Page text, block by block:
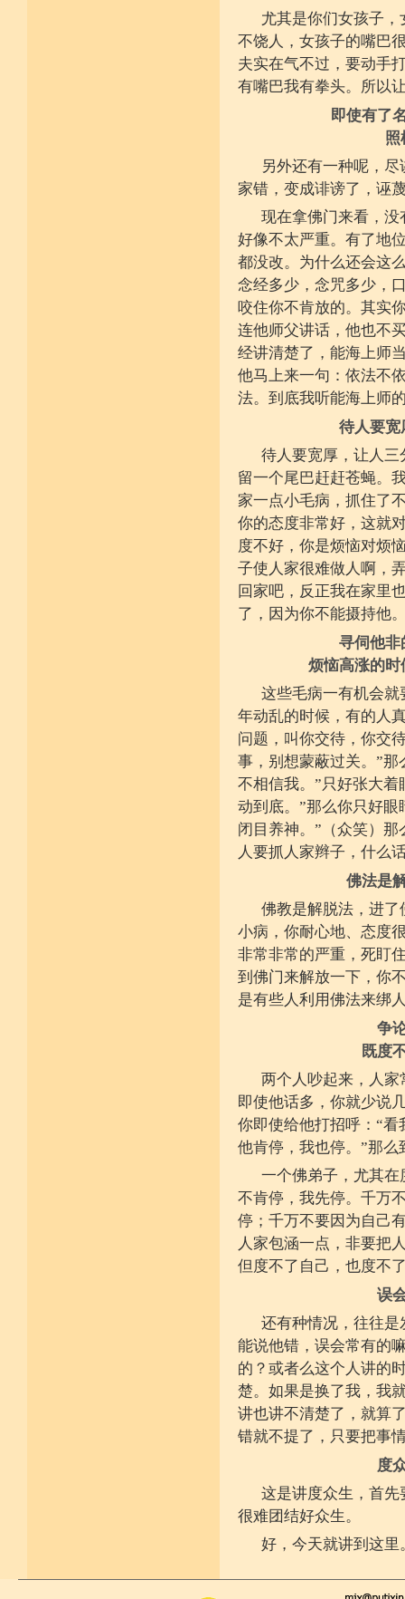
尤其是你们女孩子
不饶人，女孩子的嘴巴
夫实在气不过，要动手
有嘴巴我有拳头。所以
即使有了
照
另外还有一种呢，
家错，变成诽谤了，诬
现在拿佛门来看，
好像不太严重。有了地
都没改。为什么还会这
念经多少，念咒多少，
咬住你不肯放的。其实
连他师父讲话，他也不
经讲清楚了，能海上师
他马上来一句：依法不
法。到底我听能海上师
待人要宽
待人要宽厚，让人
留一个尾巴赶赶苍蝇。
家一点小毛病，抓住了
你的态度非常好，这就
度不好，你是烦恼对烦
子使人家很难做人啊，
回家吧，反正我在家里
了，因为你不能摄持他
寻伺他非
烦恼高涨的
这些毛病一有机会
年动乱的时候，有的人
问题，叫你交待，你交
事，别想蒙蔽过关。”
不相信我。”只好张大
动到底。”那么你只好
闭目养神。”（众笑）
人要抓人家辫子，什么
佛法是
佛教是解脱法，进
小病，你耐心地、态度
非常非常的严重，死盯
到佛门来解放一下，你
是有些人利用佛法来绑
争
既度
两个人吵起来，人
即使他话多，你就少说
你即使给他打招呼：“
他肯停，我也停。”那么
一个佛弟子，尤其
不肯停，我先停。千万
停；千万不要因为自己
人家包涵一点，非要把
但度不了自己，也度不
误
还有种情况，往往
能说他错，误会常有的
的？或者么这个人讲的
楚。如果是换了我，我
讲也讲不清楚了，就算
错就不提了，只要把事
度
这是讲度众生，首先
很难团结好众生。
好，今天就讲到这里